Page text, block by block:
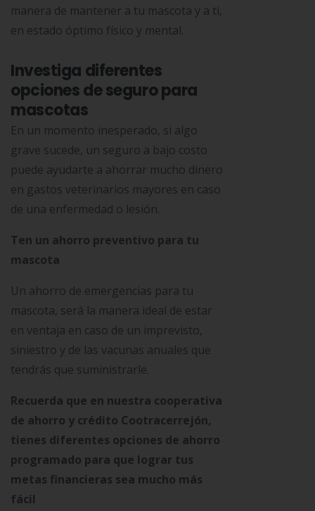
manera de mantener a tu mascota y a ti,
en estado óptimo físico y mental.
Investiga diferentes
opciones de seguro para
mascotas
En un momento inesperado, si algo
grave sucede, un seguro a bajo costo
puede ayudarte a ahorrar mucho dinero
en gastos veterinarios mayores en caso
de una enfermedad o lesión.
Ten un ahorro preventivo para tu
mascota
Un ahorro de emergencias para tu
mascota, será la manera ideal de estar
en ventaja en caso de un imprevisto,
siniestro y de las vacunas anuales que
tendrás que suministrarle.
Recuerda que en nuestra cooperativa
de ahorro y crédito Cootracerrejón,
tienes diferentes opciones de ahorro
programado para que lograr tus
metas financieras sea mucho más
fácil